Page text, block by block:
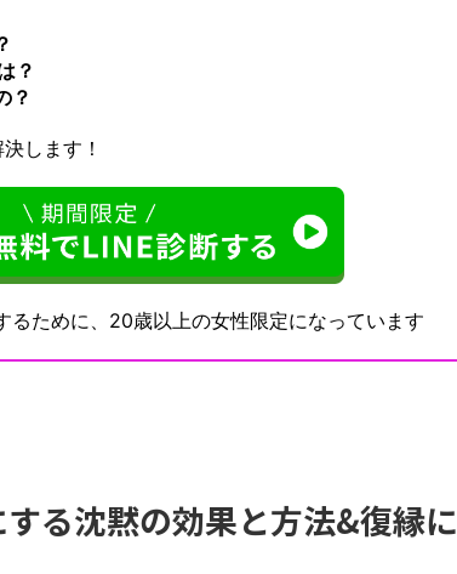
？
？
します！
るために、20歳以上の女性限定になっています
る沈黙の効果と方法&復縁に